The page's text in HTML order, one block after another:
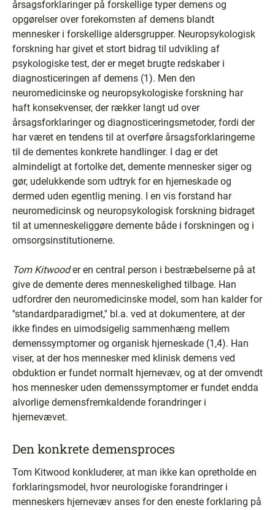
årsagsforklaringer på forskellige typer demens og
opgørelser over forekomsten af demens blandt
mennesker i forskellige aldersgrupper. Neuropsykologisk
forskning har givet et stort bidrag til udvikling af
psykologiske test, der er meget brugte redskaber i
diagnosticeringen af demens (1). Men den
neuromedicinske og neuropsykologiske forskning har
haft konsekvenser, der rækker langt ud over
årsagsforklaringer og diagnosticeringsmetoder, fordi der
har været en tendens til at overføre årsagsforklaringerne
til de dementes konkrete handlinger. I dag er det
almindeligt at fortolke det, demente mennesker siger og
gør, udelukkende som udtryk for en hjerneskade og
dermed uden egentlig mening. I en vis forstand har
neuromedicinsk og neuropsykologisk forskning bidraget
til at umenneskeliggøre demente både i forskningen og i
omsorgsinstitutionerne.
Tom Kitwooder en central person i bestræbelserne på at
give de demente deres menneskelighed tilbage. Han
udfordrer den neuromedicinske model, som han kalder for
''standardparadigmet,'' bl.a. ved at dokumentere, at der
ikke findes en uimodsigelig sammenhæng mellem
demenssymptomer og organisk hjerneskade (1,4). Han
viser, at der hos mennesker med klinisk demens ved
obduktion er fundet normalt hjernevæv, og at der omvendt
hos mennesker uden demenssymptomer er fundet endda
alvorlige demensfremkaldende forandringer i
hjernevævet.
Den konkrete demensproces
Tom Kitwood konkluderer, at man ikke kan opretholde en
forklaringsmodel, hvor neurologiske forandringer i
menneskers hjernevæv anses for den eneste forklaring på